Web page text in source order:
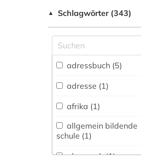
fachübergreifende
Allgemeine und
vergleichende Sprach-
und
Literaturwissenschaft.
Indogermanistik.
Außereuropäische
Sprachen und
Literaturen (3)
Anglistik.
Amerikanistik (1)
▲ Schlagwörter (343)
adressbuch (5)
adresse (1)
afrika (1)
allgemein bildende
schule (1)
almanach (1)